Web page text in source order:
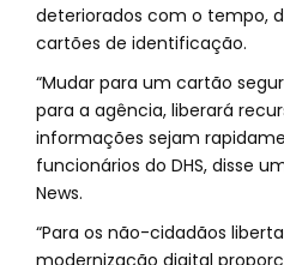
deteriorados com o tempo,
cartões de identificação.
“Mudar para um cartão
para a agência, liberará
informações sejam
funcionários do DHS, disse
News.
“Para os não-cidadãos
modernização digital